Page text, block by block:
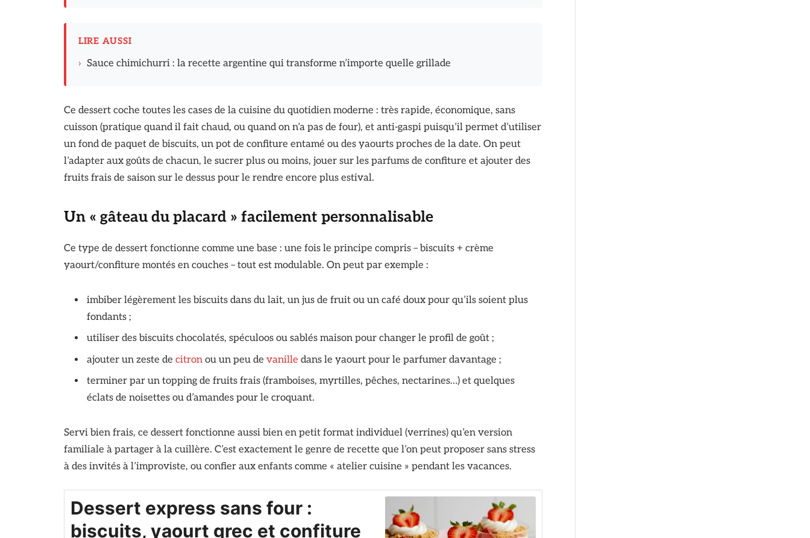
LIRE AUSSI
› Sauce chimichurri : la recette argentine qui transforme n’importe quelle grillade
Ce dessert coche toutes les cases de la cuisine du quotidien moderne : très rapide, économique, sans
cuisson (pratique quand il fait chaud, ou quand on n’a pas de four), et anti-gaspi puisqu’il permet d’utiliser
un fond de paquet de biscuits, un pot de confiture entamé ou des yaourts proches de la date. On peut
l’adapter aux goûts de chacun, le sucrer plus ou moins, jouer sur les parfums de confiture et ajouter des
fruits frais de saison sur le dessus pour le rendre encore plus estival.
Un « gâteau du placard » facilement personnalisable
Ce type de dessert fonctionne comme une base : une fois le principe compris – biscuits + crème
yaourt/confiture montés en couches – tout est modulable. On peut par exemple :
imbiber légèrement les biscuits dans du lait, un jus de fruit ou un café doux pour qu’ils soient plus
fondants ;
utiliser des biscuits chocolatés, spéculoos ou sablés maison pour changer le profil de goût ;
ajouter un zeste de citronou un peu de vanille dans le yaourt pour le parfumer davantage ;
terminer par un topping de fruits frais (framboises, myrtilles, pêches, nectarines…) et quelques
éclats de noisettes ou d’amandes pour le croquant.
Servi bien frais, ce dessert fonctionne aussi bien en petit format individuel (verrines) qu’en version
familiale à partager à la cuillère. C’est exactement le genre de recette que l’on peut proposer sans stress
à des invités à l’improviste, ou confier aux enfants comme « atelier cuisine » pendant les vacances.
Dessert express sans four :
biscuits, yaourt grec et confiture